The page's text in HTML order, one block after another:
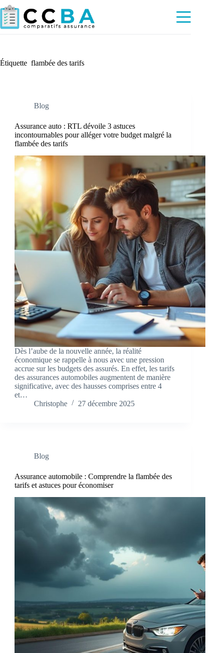
Passer
au
contenu
Étiquette flambée des tarifs
Blog
Assurance auto : RTL dévoile 3 astuces
incontournables pour alléger votre budget malgré la
flambée des tarifs
Dès l’aube de la nouvelle année, la réalité
économique se rappelle à nous avec une pression
accrue sur les budgets des assurés. En effet, les tarifs
des assurances automobiles augmentent de manière
significative, avec des hausses comprises entre 4
et…
Christophe
27 décembre 2025
Blog
Assurance automobile : Comprendre la flambée des
tarifs et astuces pour économiser